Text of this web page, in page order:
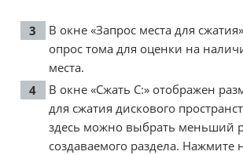
В окне «Запрос места для
опрос тома для оценки на
места.
В окне «Сжать С:» отображен
для сжатия дискового
здесь можно выбрать меньший
создаваемого раздела. Нажмите